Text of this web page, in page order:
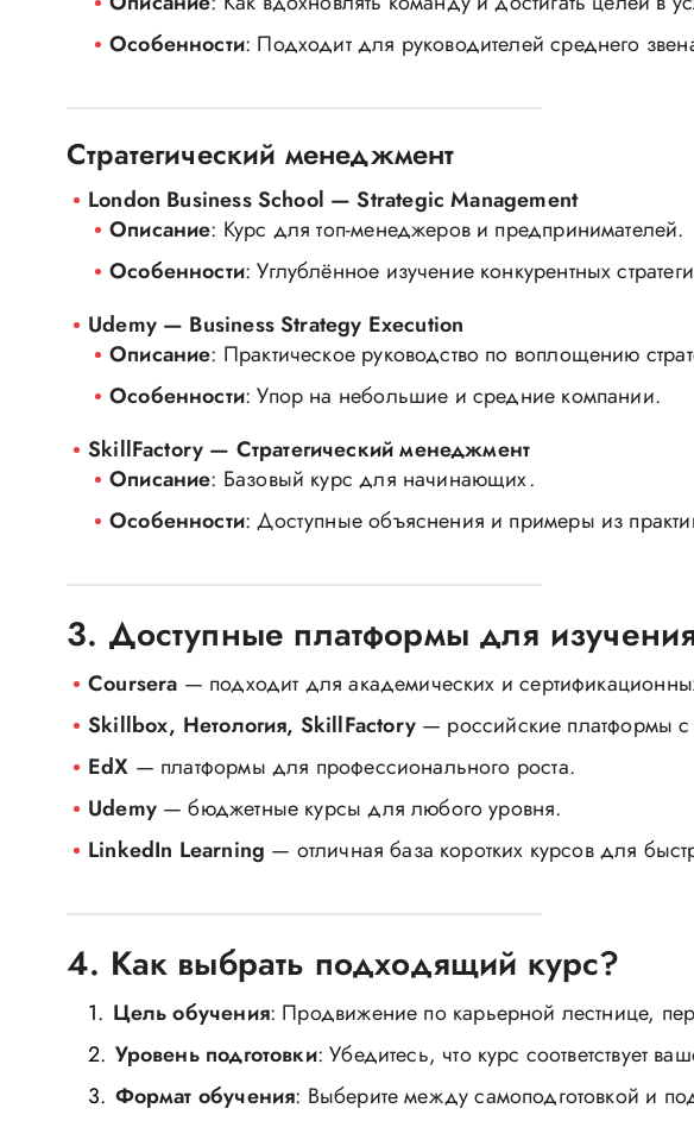
Особенности: Подходит для руководителей среднего
Стратегический менеджмент
London Business School — Strategic Management
Описание: Курс для топ-менеджеров и предпринимателей.
Особенности: Углублённое изучение конкурентных
Udemy — Business Strategy Execution
Описание: Практическое руководство по воплощению
Особенности: Упор на небольшие и средние компании.
SkillFactory — Стратегический менеджмент
Описание: Базовый курс для начинающих.
Особенности: Доступные объяснения и примеры из
3. Доступные платформы для
Coursera — подходит для академических и
Skillbox, Нетология, SkillFactory— российские платформы с
EdX — платформы для профессионального роста.
Udemy— бюджетные курсы для любого уровня.
LinkedIn Learning — отличная база коротких курсов для
4. Как выбрать подходящий курс?
Цель обучения: Продвижение по карьерной лестнице,
Уровень подготовки: Убедитесь, что курс соответствует
Формат обучения: Выберите между самоподготовкой и